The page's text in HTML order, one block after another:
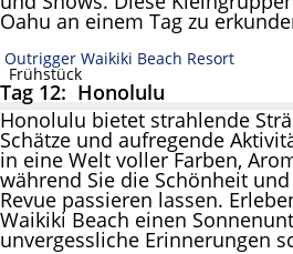
Oahu an einem Tag zu
Outrigger Waikiki Beach Resort
Frühstück
Tag 12: Honolulu
Honolulu bietet strahlende
Schätze und aufregende
in eine Welt voller Farben,
während Sie die Schönheit
Revue passieren lassen.
Waikiki Beach einen
unvergessliche Erinnerungen